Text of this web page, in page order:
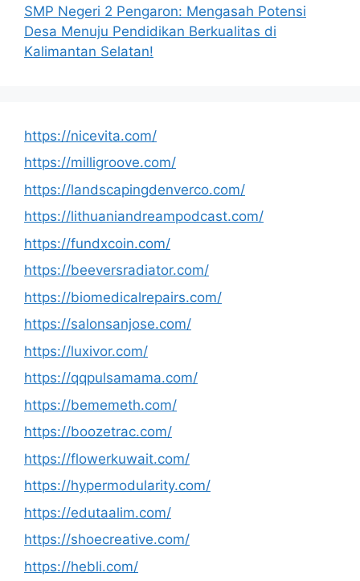
SMP Negeri 2 Pengaron: Mengasah Potensi
Desa Menuju Pendidikan Berkualitas di
Kalimantan Selatan!
https://nicevita.com/
https://milligroove.com/
https://landscapingdenverco.com/
https://lithuaniandreampodcast.com/
https://fundxcoin.com/
https://beeversradiator.com/
https://biomedicalrepairs.com/
https://salonsanjose.com/
https://luxivor.com/
https://qqpulsamama.com/
https://bememeth.com/
https://boozetrac.com/
https://flowerkuwait.com/
https://hypermodularity.com/
https://edutaalim.com/
https://shoecreative.com/
https://hebli.com/